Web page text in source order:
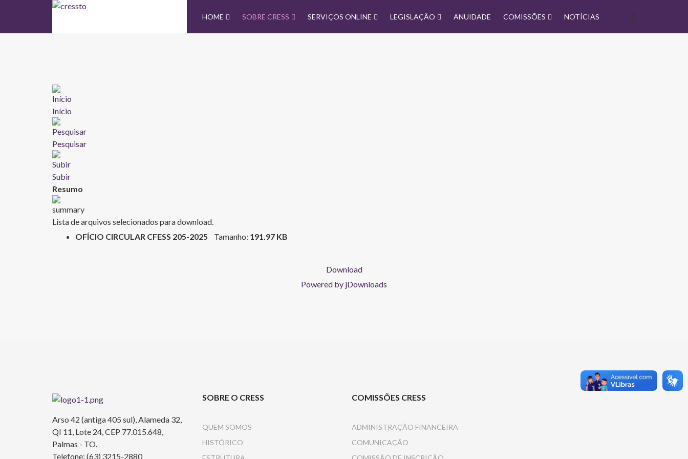
HOME SOBRE CRESS SERVIÇOS ONLINE LEGISLAÇÃO ANUIDADE COMISSÕES NOTÍCIAS
Início
Pesquisar
Subir
Resumo
Lista de arquivos selecionados para download.
OFÍCIO CIRCULAR CFESS 205-2025 Tamanho: 191.97 KB
Download
Powered by jDownloads
Arso 42 (antiga 405 sul), Alameda 32,
QI 11, Lote 24, CEP 77.015.648,
Palmas - TO.
Telefone: (63) 3215-2880
SOBRE O CRESS
QUEM SOMOS
HISTÓRICO
COMISSÕES CRESS
ADMINISTRAÇÃO FINANCEIRA
COMUNICAÇÃO